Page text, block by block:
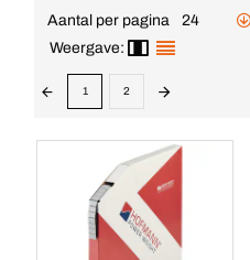
Aantal per pagina
24
Weergave:
1 2